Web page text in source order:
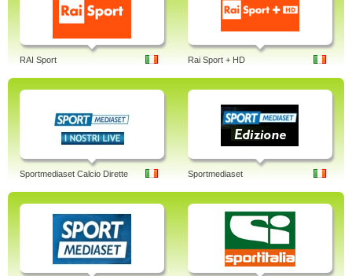
RAI Sport Rai Sport + HD
Sportmediaset Calcio Dirette Sportmediaset